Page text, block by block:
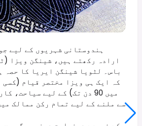
ہندوستانی شہریوں کے لیے
ارادہ رکھتے ہیں، شینگن ویزا
باس۔ لٹویا شینگن ایریا کا حصہ
میں 90 دن تک) کے لیے
سے ملنے کے لیے تمام رکن ممالک